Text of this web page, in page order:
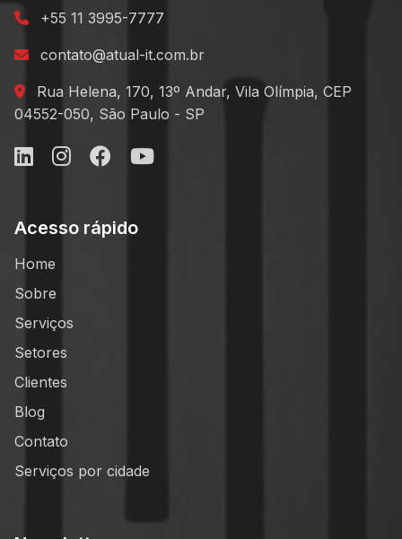
+55 11 3995-7777
contato@atual-it.com.br
Rua Helena, 170, 13º Andar, Vila Olímpia, CEP
04552-050, São Paulo - SP
Acesso rápido
Home
Sobre
Serviços
Setores
Clientes
Blog
Contato
Serviços por cidade